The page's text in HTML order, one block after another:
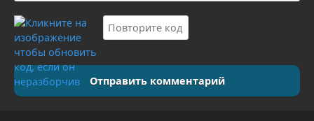
Отправить комментарий